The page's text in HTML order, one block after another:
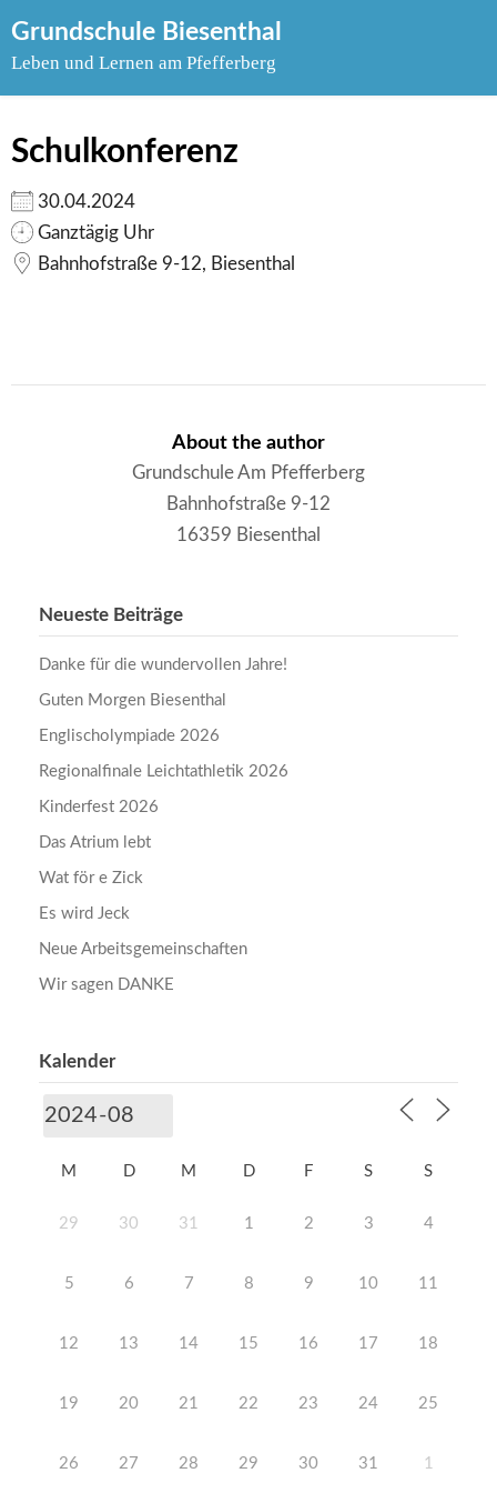
to
Grundschule Biesenthal
Leben und Lernen am Pfefferberg
Schulkonferenz
30.04.2024
Ganztägig Uhr
Bahnhofstraße 9-12, Biesenthal
About the author
Grundschule Am Pfefferberg
Bahnhofstraße 9-12
16359 Biesenthal
Neueste Beiträge
Danke für die wundervollen Jahre!
Guten Morgen Biesenthal
Englischolympiade 2026
Regionalfinale Leichtathletik 2026
Kinderfest 2026
Das Atrium lebt
Wat för e Zick
Es wird Jeck
Neue Arbeitsgemeinschaften
Wir sagen DANKE
Kalender
M D M D F S S
29 30 31 1 2 3 4
5 6 7 8 9 10 11
12 13 14 15 16 17 18
19 20 21 22 23 24 25
26 27 28 29 30 31 1